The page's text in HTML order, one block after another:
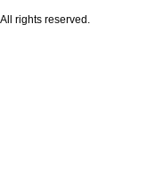
rights reserved.